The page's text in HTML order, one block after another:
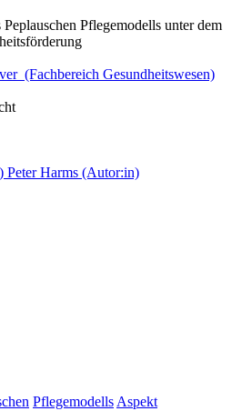
Pflegemodells unter dem
(Fachbereich Gesundheitswesen)
Harms (Autor:in)
Pflegemodells Aspekt